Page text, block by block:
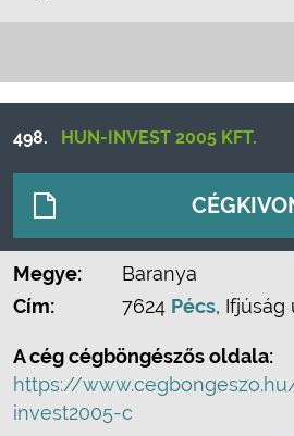
498. HUN-INVEST 2005 KFT.
Megye:
Baranya
Cím:
7624 Pécs, Ifjúság
A cég cégböngészős oldala:
https://
invest2005-c